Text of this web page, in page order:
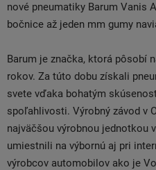
nové pneumatiky Barum Vanis
bočnice až jeden mm gumy
Barum je značka, ktorá pôsobí
rokov. Za túto dobu získali
svete vďaka bohatým
spoľahlivosti. Výrobný závod v
najväčšou výrobnou jednotkou
umiestnili na výbornú aj pri
výrobcov automobilov ako je